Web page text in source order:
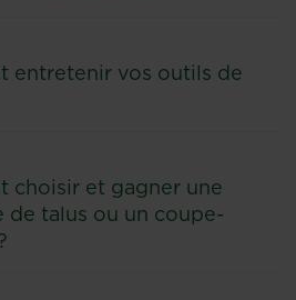
entretenir vos outils de
choisir et gagner une
de talus ou un coupe-